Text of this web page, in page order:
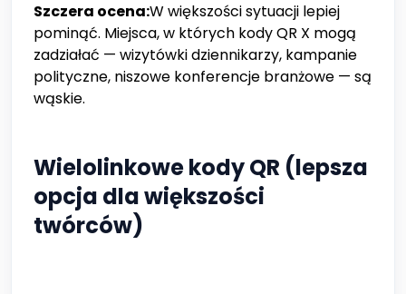
Szczera ocena:W większości sytuacji lepiej
pominąć. Miejsca, w których kody QR X mogą
zadziałać — wizytówki dziennikarzy, kampanie
polityczne, niszowe konferencje branżowe — są
wąskie.
Wielolinkowe kody QR (lepsza
opcja dla większości
twórców)